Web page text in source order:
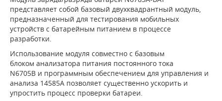
представляет собой базовый двухквадрантный модуль,
предназначенный для тестирования мобильных
устройств с батарейным питанием в процессе
разработки.
Использование модуля совместно с базовым
блоком анализатора питания постоянного тока
N6705B и программным обеспечением для управления и
анализа 14585A позволяет существенно ускорить и
упростить процесс проверки батареи.